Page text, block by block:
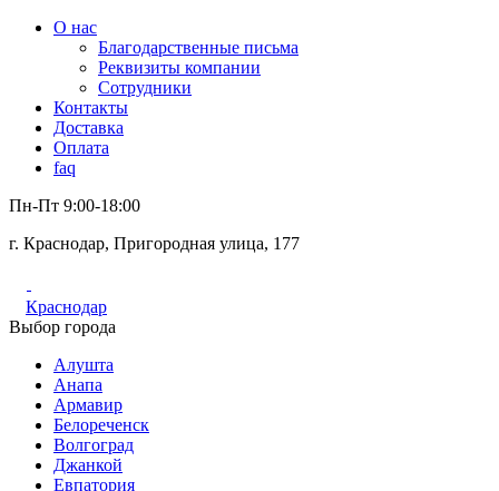
О нас
Благодарственные письма
Реквизиты компании
Сотрудники
Контакты
Доставка
Оплата
faq
Пн-Пт 9:00-18:00
г. Краснодар, Пригородная улица, 177
Краснодар
Выбор города
Алушта
Анапа
Армавир
Белореченск
Волгоград
Джанкой
Евпатория